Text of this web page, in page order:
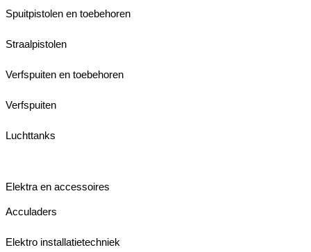
Spuitpistolen en toebehoren
Straalpistolen
Verfspuiten en toebehoren
Verfspuiten
Luchttanks
Elektra en accessoires
Acculaders
Elektro installatietechniek